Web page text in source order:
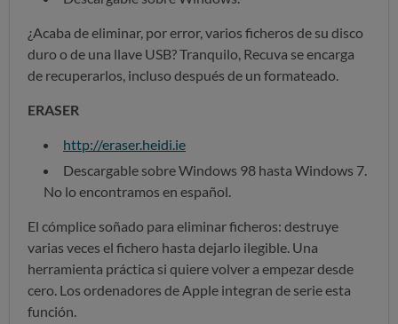
¿Acaba de eliminar, por error, varios ficheros de su disco
duro o de una llave USB? Tranquilo, Recuva se encarga
de recuperarlos, incluso después de un formateado.
ERASER
http://eraser.heidi.ie
Descargable sobre Windows 98 hasta Windows 7.
No lo encontramos en español.
El cómplice soñado para eliminar ficheros: destruye
varias veces el fichero hasta dejarlo ilegible. Una
herramienta práctica si quiere volver a empezar desde
cero. Los ordenadores de Apple integran de serie esta
función.